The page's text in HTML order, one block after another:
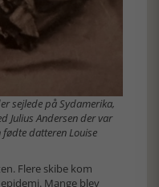
sejlede på Sydamerika,
Julius Andersen der var
datteren Louise
Flere skibe kom
Mange blev